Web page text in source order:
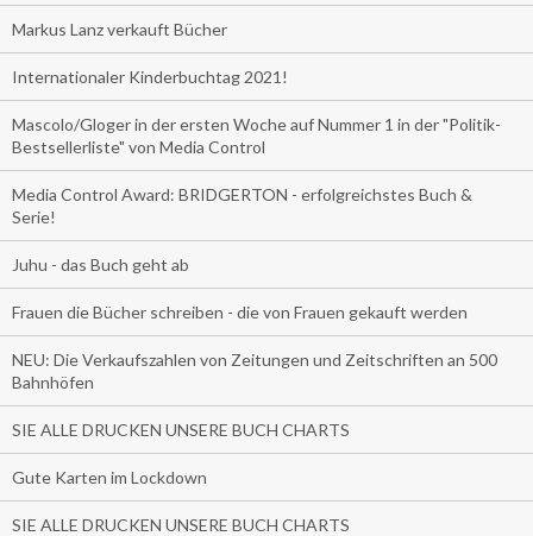
Markus Lanz verkauft Bücher
Internationaler Kinderbuchtag 2021!
Mascolo/Gloger in der ersten Woche auf Nummer 1 in der "Politik-
Bestsellerliste" von Media Control
Media Control Award: BRIDGERTON - erfolgreichstes Buch &
Serie!
Juhu - das Buch geht ab
Frauen die Bücher schreiben - die von Frauen gekauft werden
NEU: Die Verkaufszahlen von Zeitungen und Zeitschriften an 500
Bahnhöfen
SIE ALLE DRUCKEN UNSERE BUCH CHARTS
Gute Karten im Lockdown
SIE ALLE DRUCKEN UNSERE BUCH CHARTS